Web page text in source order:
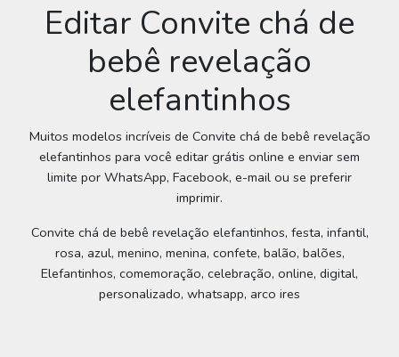
Editar Convite chá de
bebê revelação
elefantinhos
Muitos modelos incríveis de Convite chá de bebê revelação
elefantinhos para você editar grátis online e enviar sem
limite por WhatsApp, Facebook, e-mail ou se preferir
imprimir.
Convite chá de bebê revelação elefantinhos, festa, infantil,
rosa, azul, menino, menina, confete, balão, balões,
Elefantinhos, comemoração, celebração, online, digital,
personalizado, whatsapp, arco ires